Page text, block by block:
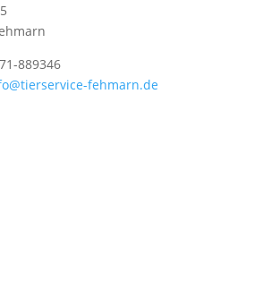
889346
fehmarn.de